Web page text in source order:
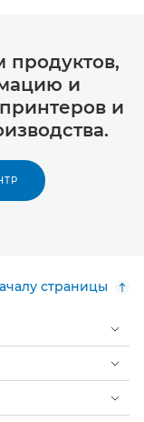
продуктов,
и
и
страницы